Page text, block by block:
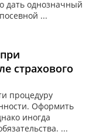
дать однозначный
...
страхового
процедуру
Оформить
иногда
...